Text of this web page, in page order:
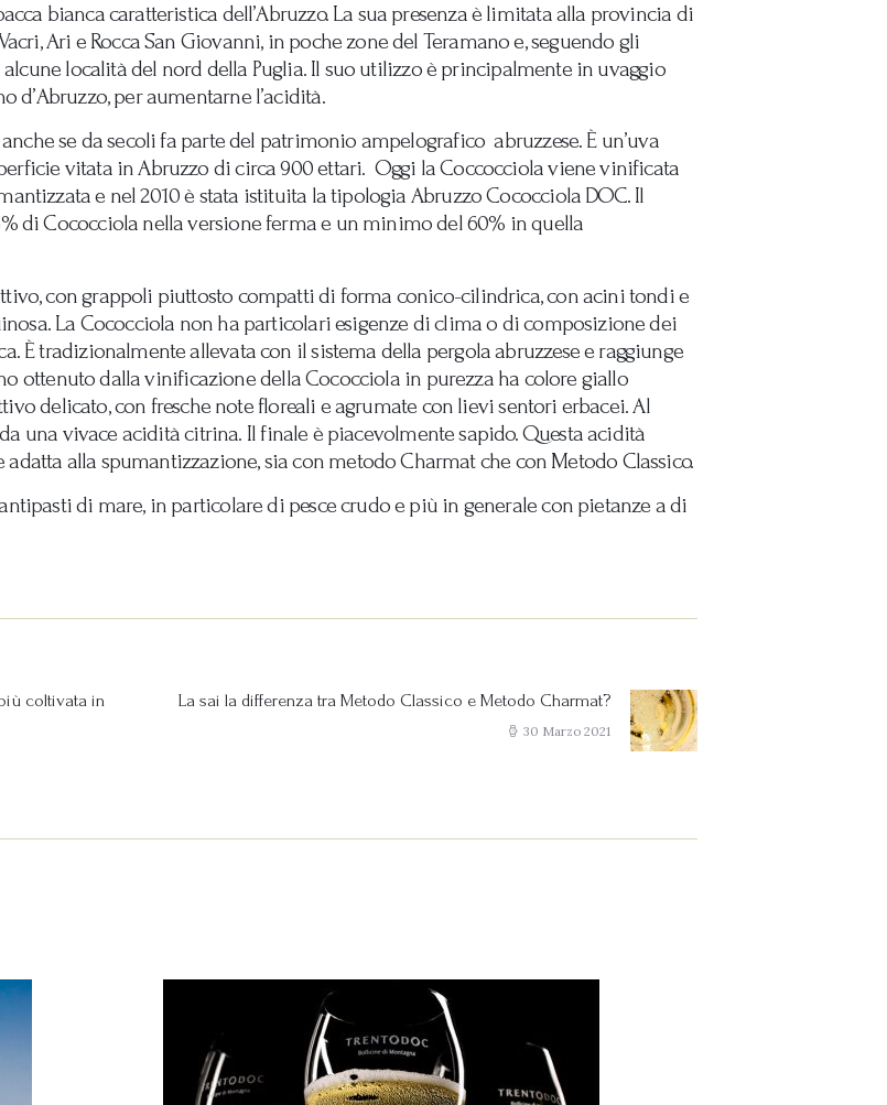
bianca caratteristica dell’Abruzzo. La sua presenza è limitata alla provincia di
Ari e Rocca San Giovanni, in poche zone del Teramano e, seguendo gli
località del nord della Puglia. Il suo utilizzo è principalmente in uvaggio
d’Abruzzo, per aumentarne l’acidità.
se da secoli fa parte del patrimonio ampelografico abruzzese. È un’uva
vitata in Abruzzo di circa 900 ettari. Oggi la Coccocciola viene vinificata
e nel 2010 è stata istituita la tipologia Abruzzo Cococciola DOC. Il
di Cococciola nella versione ferma e un minimo del 60% in quella
con grappoli piuttosto compatti di forma conico-cilindrica, con acini tondi e
La Cococciola non ha particolari esigenze di clima o di composizione dei
È tradizionalmente allevata con il sistema della pergola abruzzese e raggiunge
ottenuto dalla vinificazione della Cococciola in purezza ha colore giallo
delicato, con fresche note floreali e agrumate con lievi sentori erbacei. Al
una vivace acidità citrina. Il finale è piacevolmente sapido. Questa acidità
alla spumantizzazione, sia con metodo Charmat che con Metodo Classico.
di mare, in particolare di pesce crudo e più in generale con pietanze a di
coltivata in
Next
post:
La sai la differenza tra Metodo Classico e Metodo Charmat?
30 Marzo 2021